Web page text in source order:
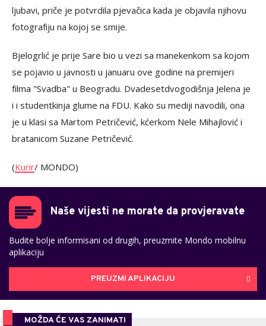
ljubavi, priče je potvrdila pjevačica kada je objavila njihovu
fotografiju na kojoj se smije.
Bjelogrlić je prije Sare bio u vezi sa manekenkom sa kojom
se pojavio u javnosti u januaru ove godine na premijeri
filma "Svadba" u Beogradu. Dvadesetdvogodišnja Jelena je
i i studentkinja glume na FDU. Kako su mediji navodili, ona
je u klasi sa Martom Petričević, kćerkom Nele Mihajlović i
bratanicom Suzane Petričević.
(Kurir/ MONDO)
Naše vijesti ne morate da provjeravate
Budite bolje informisani od drugih, preuzmite Mondo mobilnu
aplikaciju
PREUZMI APLIKACIJU
MOŽDA ĆE VAS ZANIMATI